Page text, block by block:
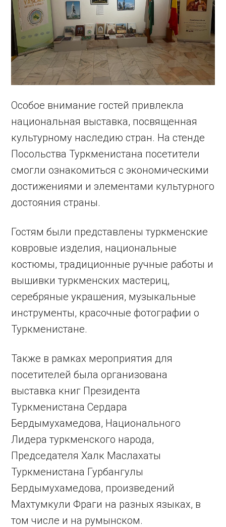
Особое внимание гостей привлекла
национальная выставка, посвященная
культурному наследию стран. На стенде
Посольства Туркменистана посетители
смогли ознакомиться с экономическими
достижениями и элементами культурного
достояния страны.
Гостям были представлены туркменские
ковровые изделия, национальные
костюмы, традиционные ручные работы и
вышивки туркменских мастериц,
серебряные украшения, музыкальные
инструменты, красочные фотографии о
Туркменистане.
Также в рамках мероприятия для
посетителей была организована
выставка книг Президента
Туркменистана Сердара
Бердымухамедова, Национального
Лидера туркменского народа,
Председателя Халк Маслахаты
Туркменистана Гурбангулы
Бердымухамедова, произведений
Махтумкули Фраги на разных языках, в
том числе и на румынском.